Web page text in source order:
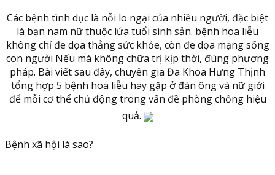
Các bệnh tình dục là nỗi lo ngại của nhiều người, đặc biệt
là bạn nam nữ thuộc lứa tuổi sinh sản. bệnh hoa liễu
không chỉ đe dọa thẳng sức khỏe, còn đe dọa mạng sống
con người Nếu mà không chữa trị kịp thời, đúng phương
pháp. Bài viết sau đây, chuyên gia Đa Khoa Hưng Thịnh
tổng hợp 5 bệnh hoa liễu hay gặp ở đàn ông và nữ giới
để mỗi cơ thể chủ động trong vấn đề phòng chống hiệu
quả.
Bệnh xã hội là sao?